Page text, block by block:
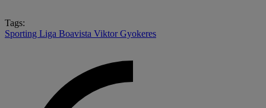
Tags:
Sporting Liga Boavista Viktor Gyokeres